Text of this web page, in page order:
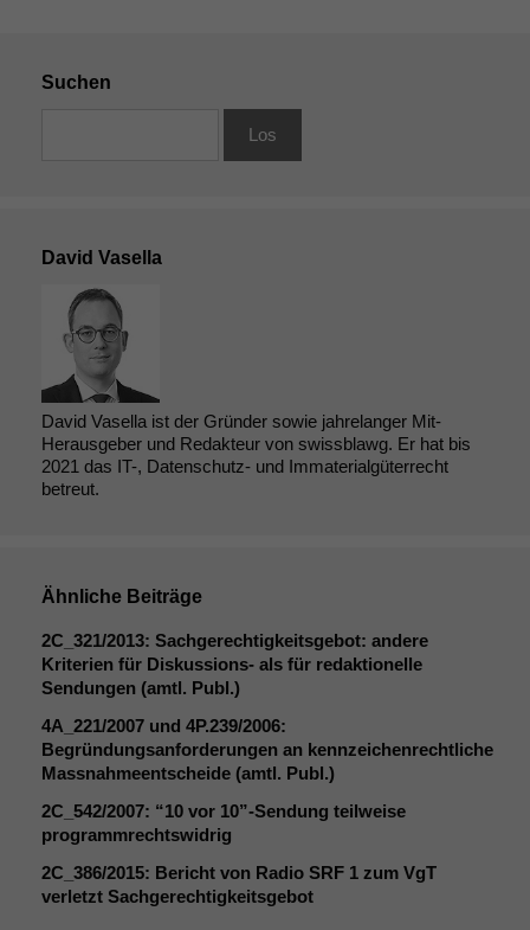
Suchen
David Vasella
David Vasella ist der Gründer sowie jahrelanger Mit-
Herausgeber und Redakteur von swissblawg. Er hat bis
2021 das IT-, Datenschutz- und Immaterialgüterrecht
betreut.
Ähnliche Beiträge
2C_321/2013: Sachgerechtigkeitsgebot: andere
Kriterien für Diskussions- als für redaktionelle
Sendungen (amtl. Publ.)
4A_221/2007 und 4P.239/2006:
Begründungsanforderungen an kennzeichenrechtliche
Massnahmeentscheide (amtl. Publ.)
2C_542/2007: “10 vor 10”-Sendung teilweise
programmrechtswidrig
2C_386/2015: Bericht von Radio SRF 1 zum VgT
verletzt Sachgerechtigkeitsgebot